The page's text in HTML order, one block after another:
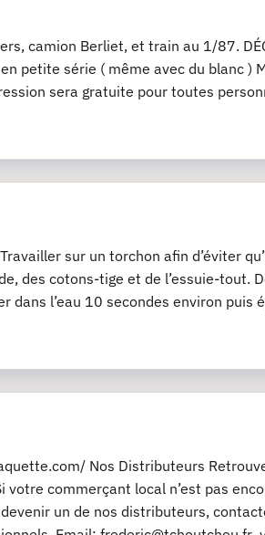
camion Berliet, et train au 1/87.
petite série ( même avec du blanc )
sera gratuite pour toutes
sur un torchon afin d’éviter
des cotons-tige et de l’essuie-tout.
l’eau 10 secondes environ puis
Nos Distributeurs
commerçant local n’est pas
un de nos distributeurs,